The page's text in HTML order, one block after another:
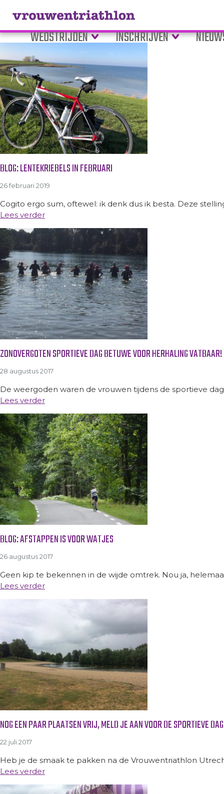
WEDSTRIJDEN INSCHRIJVEN
Tag Archive: fietsen
BLOG: LENTEKRIEBELS IN FEBRUARI
26 februari 2019
Cogito ergo sum, oftewel: ik denk dus ik besta. Deze
Lees verder
ZONOVERGOTEN SPORTIEVE DAG BETUWE VOOR HERHALING VATBAAR!
28 augustus 2017
De weergoden waren de vrouwen tijdens de sportieve
Lees verder
BLOG: AFSTAPPEN IS VOOR WATJES
26 augustus 2017
Geen kip te bekennen in de wijde omtrek. Nou ja,
Lees verder
NOG EEN PAAR PLAATSEN VRIJ, MELD JE AAN VOOR DE SPORTIEVE
22 juli 2017
Heb je de smaak te pakken na de Vrouwentriathlon
Lees verder